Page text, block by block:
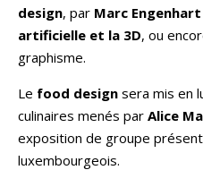
design, par Marc Engenhart
artificielle et la 3D, ou
graphisme.
Le food design sera mis en
culinaires menés par Alice
exposition de groupe
luxembourgeois.